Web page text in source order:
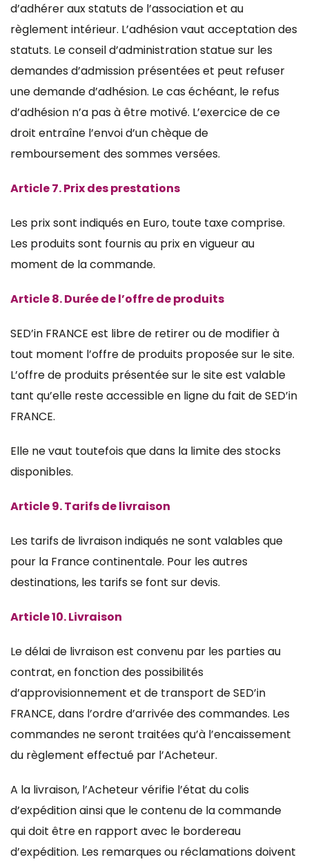
d’adhérer aux statuts de l’association et au
règlement intérieur. L’adhésion vaut acceptation des
statuts. Le conseil d’administration statue sur les
demandes d’admission présentées et peut refuser
une demande d’adhésion. Le cas échéant, le refus
d’adhésion n’a pas à être motivé. L’exercice de ce
droit entraîne l’envoi d’un chèque de
remboursement des sommes versées.
Article 7. Prix des prestations
Les prix sont indiqués en Euro, toute taxe comprise.
Les produits sont fournis au prix en vigueur au
moment de la commande.
Article 8. Durée de l’offre de produits
SED’in FRANCE est libre de retirer ou de modifier à
tout moment l’offre de produits proposée sur le site.
L’offre de produits présentée sur le site est valable
tant qu’elle reste accessible en ligne du fait de SED’in
FRANCE.
Elle ne vaut toutefois que dans la limite des stocks
disponibles.
Article 9. Tarifs de livraison
Les tarifs de livraison indiqués ne sont valables que
pour la France continentale. Pour les autres
destinations, les tarifs se font sur devis.
Article 10. Livraison
Le délai de livraison est convenu par les parties au
contrat, en fonction des possibilités
d’approvisionnement et de transport de SED’in
FRANCE, dans l’ordre d’arrivée des commandes. Les
commandes ne seront traitées qu’à l’encaissement
du règlement effectué par l’Acheteur.
A la livraison, l’Acheteur vérifie l’état du colis
d’expédition ainsi que le contenu de la commande
qui doit être en rapport avec le bordereau
d’expédition. Les remarques ou réclamations doivent